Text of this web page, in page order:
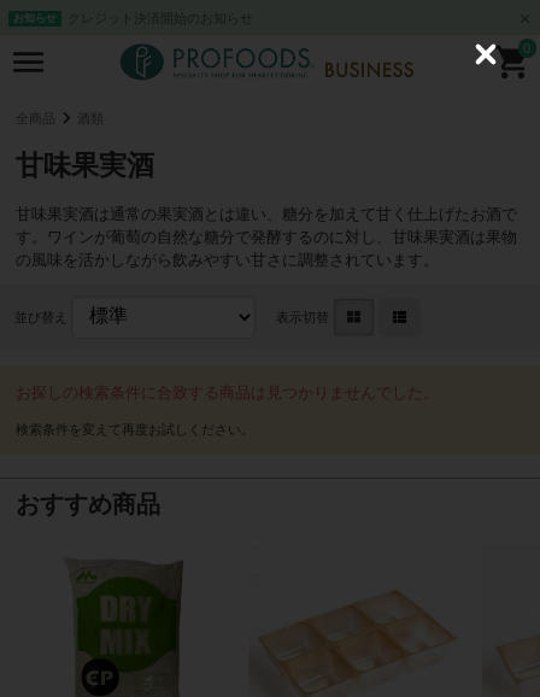
お知らせ クレジット決済開始のお知らせ
0
全商品 酒類
甘味果実酒
甘味果実酒は通常の果実酒とは違い、糖分を加えて甘く仕上げたお酒で
す。ワインが葡萄の自然な糖分で発酵するのに対し、甘味果実酒は果物
の風味を活かしながら飲みやすい甘さに調整されています。
並び替え 表示切替
お探しの検索条件に合致する商品は見つかりませんでした。
おすすめ商品
C